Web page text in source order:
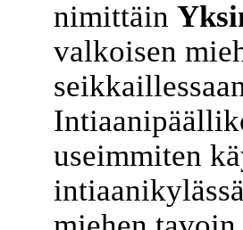
nimittäin
valkoisen
useimmiten